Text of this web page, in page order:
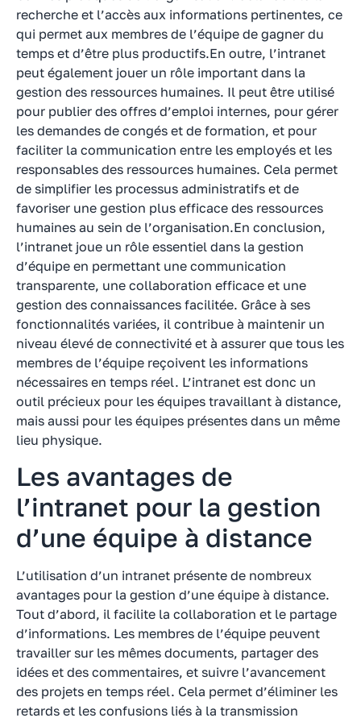
recherche et l’accès aux informations pertinentes, ce
qui permet aux membres de l’équipe de gagner du
temps et d’être plus productifs.En outre, l’intranet
peut également jouer un rôle important dans la
gestion des ressources humaines. Il peut être utilisé
pour publier des offres d’emploi internes, pour gérer
les demandes de congés et de formation, et pour
faciliter la communication entre les employés et les
responsables des ressources humaines. Cela permet
de simplifier les processus administratifs et de
favoriser une gestion plus efficace des ressources
humaines au sein de l’organisation.En conclusion,
l’intranet joue un rôle essentiel dans la gestion
d’équipe en permettant une communication
transparente, une collaboration efficace et une
gestion des connaissances facilitée. Grâce à ses
fonctionnalités variées, il contribue à maintenir un
niveau élevé de connectivité et à assurer que tous les
membres de l’équipe reçoivent les informations
nécessaires en temps réel. L’intranet est donc un
outil précieux pour les équipes travaillant à distance,
mais aussi pour les équipes présentes dans un même
lieu physique.
Les avantages de
l’intranet pour la gestion
d’une équipe à distance
L’utilisation d’un intranet présente de nombreux
avantages pour la gestion d’une équipe à distance.
Tout d’abord, il facilite la collaboration et le partage
d’informations. Les membres de l’équipe peuvent
travailler sur les mêmes documents, partager des
idées et des commentaires, et suivre l’avancement
des projets en temps réel. Cela permet d’éliminer les
retards et les confusions liés à la transmission